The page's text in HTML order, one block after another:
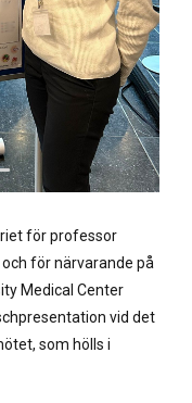
för professor
för närvarande på
Medical Center
vid det
som hölls i